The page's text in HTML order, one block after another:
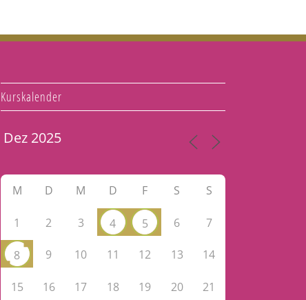
Kurskalender
M D M D F S S
1 2 3 4 5 6 7
8 9 10 11 12 13 14
15 16 17 18 19 20 21